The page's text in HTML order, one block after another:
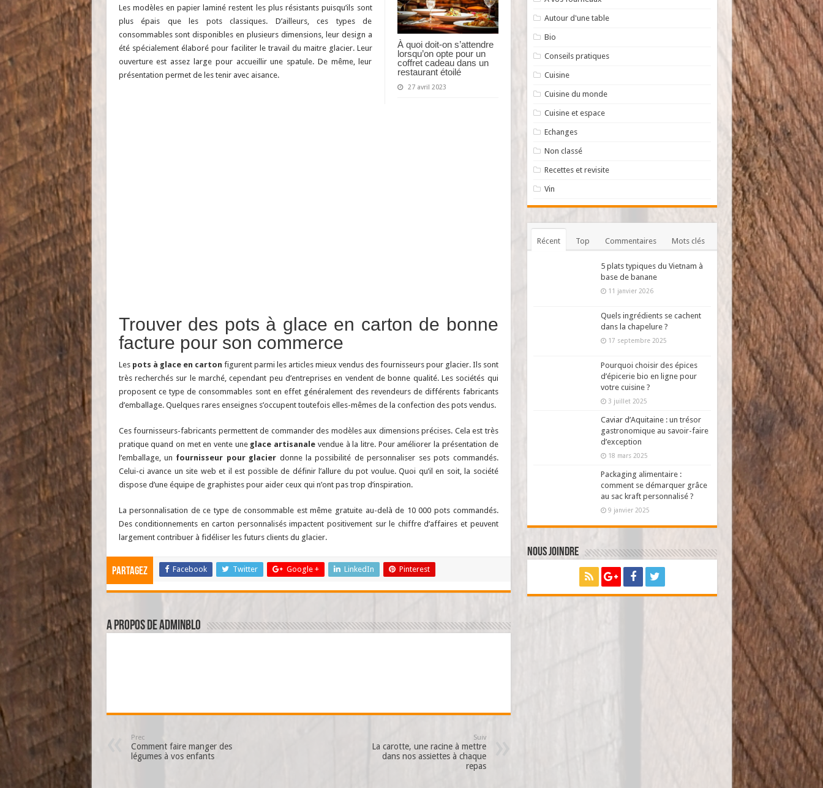
À quoi doit-on s’attendre
lorsqu’on opte pour un
coffret cadeau dans un
restaurant étoilé
27 avril 2023
Les modèles en papier laminé restent les plus résistants puisqu’ils sont
plus épais que les pots classiques. D’ailleurs, ces types de
consommables sont disponibles en plusieurs dimensions, leur design a
été spécialement élaboré pour faciliter le travail du maitre glacier. Leur
ouverture est assez large pour accueillir une spatule. De même, leur
présentation permet de les tenir avec aisance.
Trouver des pots à glace en carton de bonne
facture pour son commerce
Les pots à glace en carton figurent parmi les articles mieux vendus des fournisseurs pour glacier. Ils sont
très recherchés sur le marché, cependant peu d’entreprises en vendent de bonne qualité. Les sociétés qui
proposent ce type de consommables sont en effet généralement des revendeurs de différents fabricants
d’emballage. Quelques rares enseignes s’occupent toutefois elles-mêmes de la confection des pots vendus.
Ces fournisseurs-fabricants permettent de commander des modèles aux dimensions précises. Cela est très
pratique quand on met en vente une glace artisanale vendue à la litre. Pour améliorer la présentation de
l’emballage, un fournisseur pour glacier donne la possibilité de personnaliser ses pots commandés.
Celui-ci avance un site web et il est possible de définir l’allure du pot voulue. Quoi qu’il en soit, la société
dispose d’une équipe de graphistes pour aider ceux qui n’ont pas trop d’inspiration.
La personnalisation de ce type de consommable est même gratuite au-delà de 10 000 pots commandés.
Des conditionnements en carton personnalisés impactent positivement sur le chiffre d’affaires et peuvent
largement contribuer à fidéliser les futurs clients du glacier.
Partagez Facebook Twitter Google + LinkedIn Pinterest
A propos de adminBlo
Prec
Comment faire manger des
légumes à vos enfants
Suiv
La carotte, une racine à mettre
dans nos assiettes à chaque
repas
Autour d'une table
Bio
Conseils pratiques
Cuisine
Cuisine du monde
Cuisine et espace
Echanges
Non classé
Recettes et revisite
Vin
Récent Top Commentaires Mots clés
5 plats typiques du Vietnam à
base de banane
11 janvier 2026
Quels ingrédients se cachent
dans la chapelure ?
17 septembre 2025
Pourquoi choisir des épices
d’épicerie bio en ligne pour
votre cuisine ?
3 juillet 2025
Caviar d’Aquitaine : un trésor
gastronomique au savoir-faire
d’exception
18 mars 2025
Packaging alimentaire :
comment se démarquer grâce
au sac kraft personnalisé ?
9 janvier 2025
Nous joindre